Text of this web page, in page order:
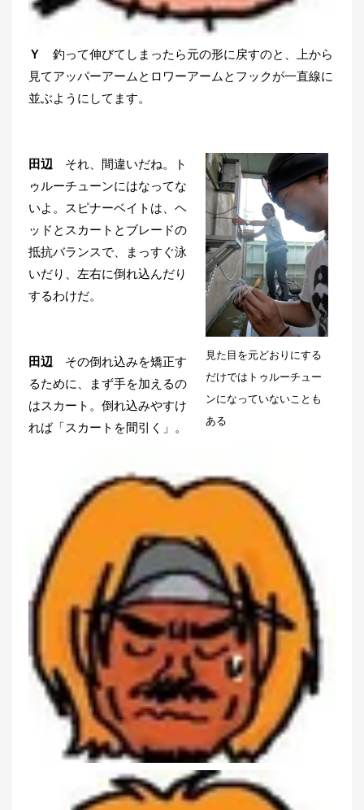
Ｙ 釣って伸びてしまったら元の形に戻すのと、上から
見てアッパーアームとロワーアームとフックが一直線に
並ぶようにしてます。
見た目を元どおりにする
だけではトゥルーチュー
ンになっていないことも
ある
田辺 それ、間違いだね。ト
ゥルーチューンにはなってな
いよ。スピナーベイトは、ヘ
ッドとスカートとブレードの
抵抗バランスで、まっすぐ泳
いだり、左右に倒れ込んだり
するわけだ。
田辺 その倒れ込みを矯正す
るために、まず手を加えるの
はスカート。倒れ込みやすけ
れば「スカートを間引く」。